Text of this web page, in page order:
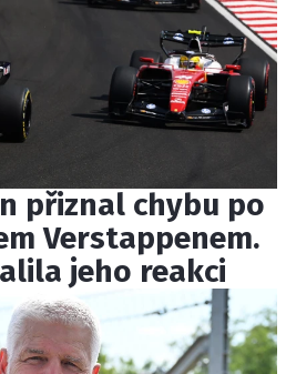
přiznal chybu po
Verstappenem.
jeho reakci